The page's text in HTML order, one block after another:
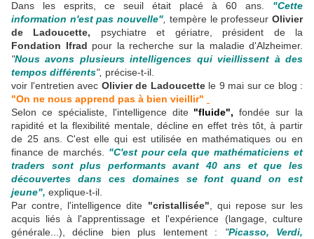
Dans les esprits, ce seuil était placé à 60 ans. "Cette
information n'est pas nouvelle" tempère le professeurOlivier
de Ladoucette, psychiatre et gériatre, président de la
Fondation Ifrad pour la recherche sur la maladie d'Alzheimer.
"Nous avons plusieurs intelligences qui vieillissent à des
tempos différents", précise-t-il.
voir l'entretien avec Olivier de Ladoucettele 9 mai sur ce blog :
"On ne nous apprend pas à bien vieillir"
Selon ce spécialiste, l'intelligence dite "fluide", fondée sur la
rapidité et la flexibilité mentale, décline en effet très tôt, à partir
de 25 ans. C'est elle qui est utilisée en mathématiques ou en
finance de marchés. "C'est pour cela que mathématiciens et
traders sont plus performants avant 40 ans et que les
découvertes dans ces domaines se font quand on est
jeune", explique-t-il.
Par contre, l'intelligence dite "cristallisée" , qui repose sur les
acquis liés à l'apprentissage et l'expérience (langage, culture
générale...), décline bien plus lentement : "Picasso, Verdi,